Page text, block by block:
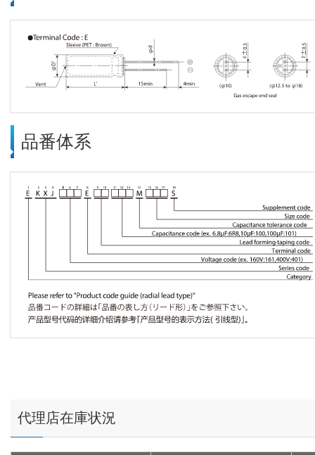
品番体系
代理店在庫状況